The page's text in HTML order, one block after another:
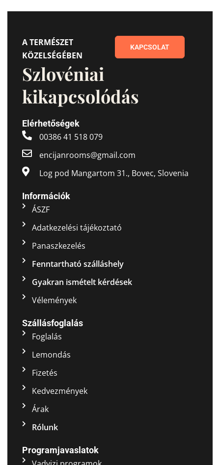
A TERMÉSZET
KÖZELSÉGÉBEN
Szlovéniai
kikapcsolódás
KAPCSOLAT
Elérhetőségek
00386 41 518 079
encijanrooms@gmail.com
Log pod Mangartom 31., Bovec, Slovenia
Információk
ÁSZF
Adatkezelési tájékoztató
Panaszkezelés
Fenntartható szálláshely
Gyakran ismételt kérdések
Vélemények
Szállásfoglalás
Foglalás
Lemondás
Fizetés
Kedvezmények
Árak
Rólunk
Programjavaslatok